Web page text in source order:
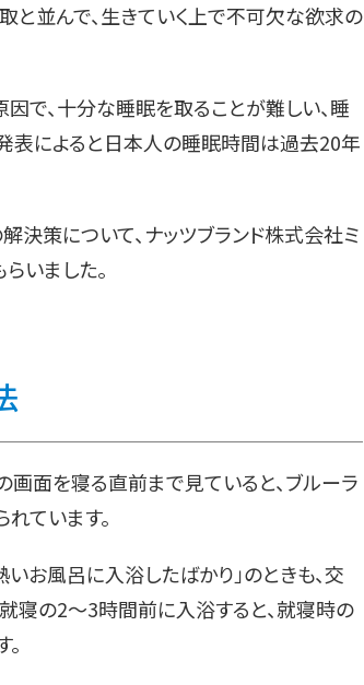
と並んで、生きていく上で不可欠な欲求の
で、十分な睡眠を取ることが難しい、睡
表によると日本人の睡眠時間は過去20年
決策について、ナッツブランド株式会社ミ
いました。
画面を寝る直前まで見ていると、ブルーラ
ています。
いお風呂に入浴したばかり」のときも、交
寝の2～3時間前に入浴すると、就寝時の